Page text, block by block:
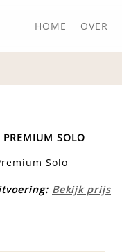
HOME OVER
SOLO
Solo
Bekijk prijs